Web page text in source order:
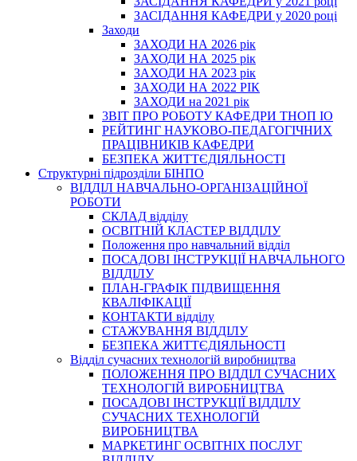
ЗАСІДАННЯ КАФЕДРИ у 2020 році
Заходи
ЗАХОДИ НА 2026 рік
ЗАХОДИ НА 2025 рік
ЗАХОДИ НА 2023 рік
ЗАХОДИ НА 2022 РІК
ЗАХОДИ на 2021 рік
3BIT ПРО РОБОТУ КАФЕДРИ ТНОП ІО
РЕЙТИНГ НАУКОВО-ПЕДАГОГІЧНИХ
ПРАЦІВНИКІВ КАФЕДРИ
БЕЗПЕКА ЖИТТЄДІЯЛЬНОСТІ
Структурні підрозділи БІНПО
ВІДДІЛ НАВЧАЛЬНО-ОРГАНІЗАЦІЙНОЇ
РОБОТИ
СКЛАД відділу
ОСВІТНІЙ КЛАСТЕР ВІДДІЛУ
Положення про навчальний вiддiл
ПОСАДОВІ ІНСТРУКЦІЇ НАВЧАЛЬНОГО
ВІДДІЛУ
ПЛАН-ГРАФІК ПІДВИЩЕННЯ
КВАЛІФІКАЦІЇ
КОНТАКТИ відділу
СТАЖУВАННЯ ВІДДІЛУ
БЕЗПЕКА ЖИТТЄДІЯЛЬНОСТІ
Відділ сучасних технологій виробництва
ПОЛОЖЕННЯ ПРО ВІДДІЛ СУЧАСНИХ
ТЕХНОЛОГІЙ ВИРОБНИЦТВА
ПОСАДОВІ ІНСТРУКЦІЇ ВІДДІЛУ
СУЧАСНИХ ТЕХНОЛОГІЙ
ВИРОБНИЦТВА
МАРКЕТИНГ ОСВІТНІХ ПОСЛУГ